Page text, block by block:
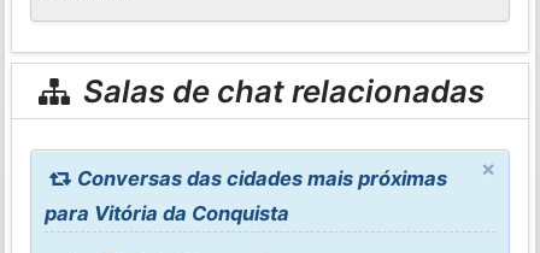
Salas de chat relacionadas
×
Conversas das cidades mais próximas
para Vitória da Conquista